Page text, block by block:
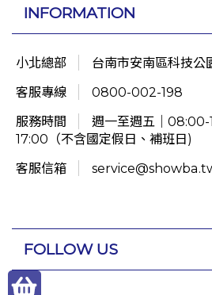
INFORMATION
小北總部
台南市安南區科技公
客服專線
0800-002-198
服務時間
週一至週五｜08:00-
17:00（不含國定假日、補班日)
客服信箱
FOLLOW US